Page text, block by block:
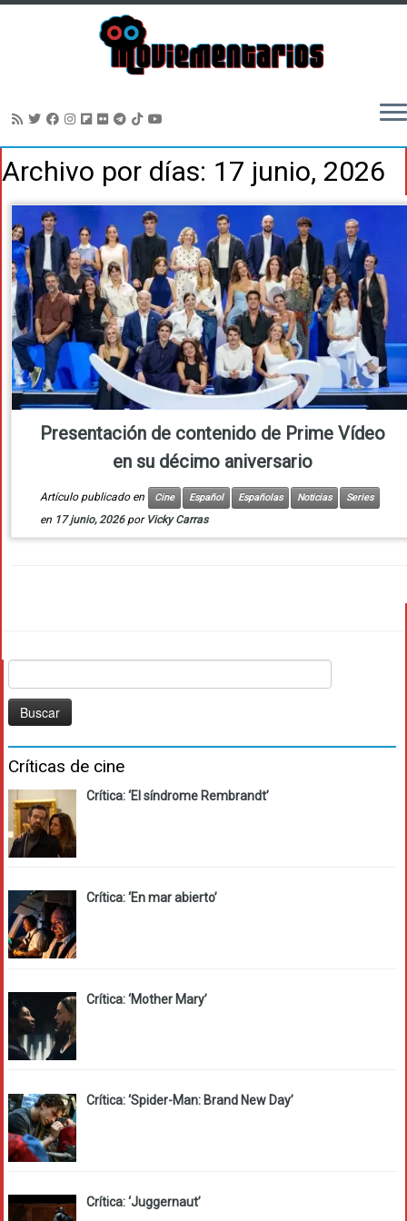
al
Archivo por días: 17 junio, 2026
Presentación de contenido de Prime Vídeo
en su décimo aniversario
Artículo publicado en Cine Español Españolas Noticias Series
en 17 junio, 2026 por Vicky Carras
Críticas de cine
Crítica: ‘El síndrome Rembrandt’
Crítica: ‘En mar abierto’
Crítica: ‘Mother Mary’
Crítica: ‘Spider-Man: Brand New Day’
Crítica: ‘Juggernaut’